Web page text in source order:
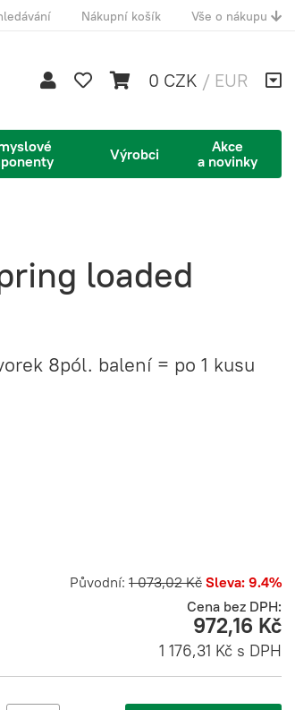
Nákupní košík Vše o nákupu
0 CZK / EUR
Výrobci
Akce
a novinky
loaded
8pól. balení = po 1 kusu
Původní: 1 073,02 Kč Sleva: 9.4%
Cena bez DPH:
972,16 Kč
1 176,31 Kč s DPH